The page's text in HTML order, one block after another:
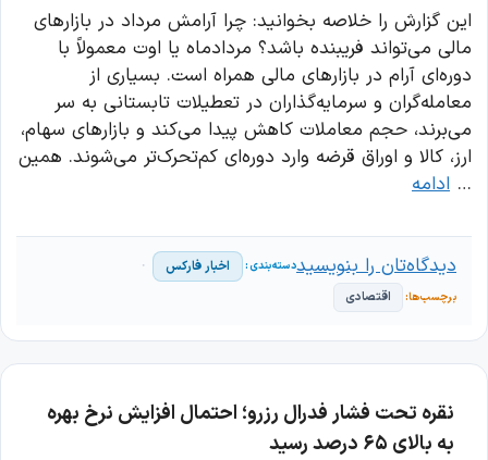
این گزارش را خلاصه بخوانید: چرا آرامش مرداد در بازارهای
مالی می‌تواند فریبنده باشد؟ مردادماه یا اوت معمولاً با
دوره‌ای آرام در بازارهای مالی همراه است. بسیاری از
معامله‌گران و سرمایه‌گذاران در تعطیلات تابستانی به سر
می‌برند، حجم معاملات کاهش پیدا می‌کند و بازارهای سهام،
ارز، کالا و اوراق قرضه وارد دوره‌ای کم‌تحرک‌تر می‌شوند. همین
… ادامه
اخبار فارکس
اقتصادی
دیدگاه‌تان را بنویسید
نقره تحت فشار فدرال رزرو؛ احتمال افزایش نرخ بهره
به بالای ۶۵ درصد رسید